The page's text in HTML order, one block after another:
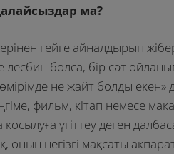
ма?
гейге айналдырып
болса, бір сәт
не жайт болды екен»
фильм, кітап немесе
үгіттеу деген
оның негізгі мақсаты